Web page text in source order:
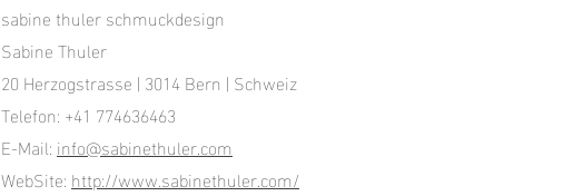
sabine thuler schmuckdesign
Sabine Thuler
20 Herzogstrasse | 3014 Bern | Schweiz
Telefon: +41 774636463
E-Mail: info@sabinethuler.com
WebSite: http://www.sabinethuler.com/